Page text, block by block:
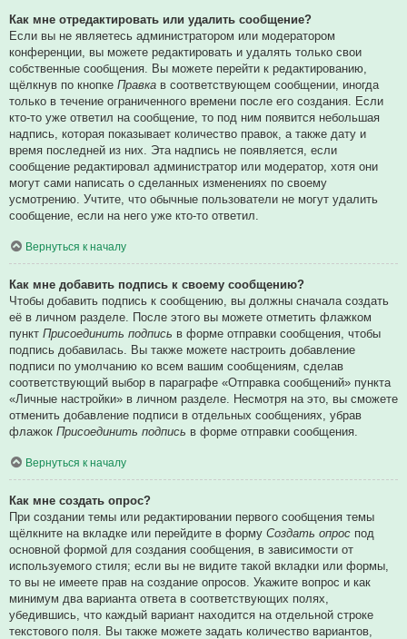
Как мне отредактировать или удалить сообщение?
Если вы не являетесь администратором или модератором
конференции, вы можете редактировать и удалять только свои
собственные сообщения. Вы можете перейти к редактированию,
щёлкнув по кнопке Правка в соответствующем сообщении, иногда
только в течение ограниченного времени после его создания. Если
кто-то уже ответил на сообщение, то под ним появится небольшая
надпись, которая показывает количество правок, а также дату и
время последней из них. Эта надпись не появляется, если
сообщение редактировал администратор или модератор, хотя они
могут сами написать о сделанных изменениях по своему
усмотрению. Учтите, что обычные пользователи не могут удалить
сообщение, если на него уже кто-то ответил.
Вернуться к началу
Как мне добавить подпись к своему сообщению?
Чтобы добавить подпись к сообщению, вы должны сначала создать
её в личном разделе. После этого вы можете отметить флажком
пункт Присоединить подпись в форме отправки сообщения, чтобы
подпись добавилась. Вы также можете настроить добавление
подписи по умолчанию ко всем вашим сообщениям, сделав
соответствующий выбор в параграфе «Отправка сообщений» пункта
«Личные настройки» в личном разделе. Несмотря на это, вы сможете
отменить добавление подписи в отдельных сообщениях, убрав
флажок Присоединить подпись в форме отправки сообщения.
Вернуться к началу
Как мне создать опрос?
При создании темы или редактировании первого сообщения темы
щёлкните на вкладке или перейдите в форму Создать опрос под
основной формой для создания сообщения, в зависимости от
используемого стиля; если вы не видите такой вкладки или формы,
то вы не имеете прав на создание опросов. Укажите вопрос и как
минимум два варианта ответа в соответствующих полях,
убедившись, что каждый вариант находится на отдельной строке
текстового поля. Вы также можете задать количество вариантов,